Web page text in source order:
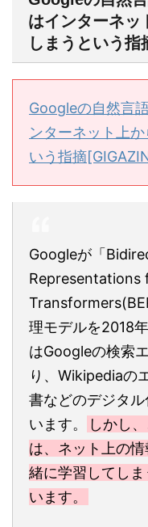
はインターネッ
しまうという指
Googleの自然言
ンターネット上
いう指摘
Googleが「
Representations
理モデルを2018
はGoogleの検索
り、Wikipediaの
書などのデジタ
います。
しかし
は、ネット上の
緒に学習してし
います。